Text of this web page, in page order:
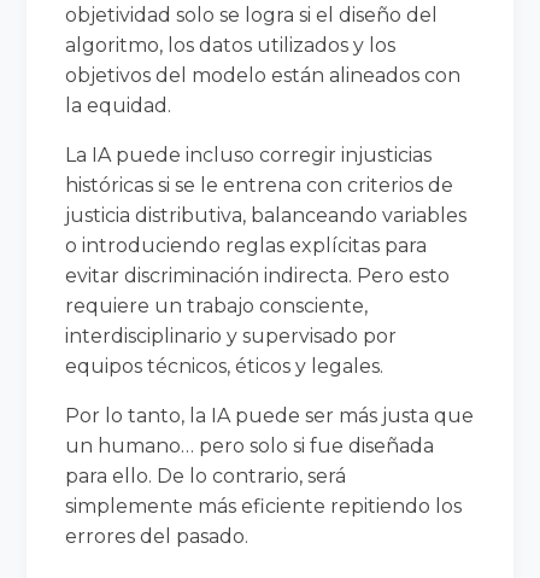
objetividad solo se logra si el diseño del
algoritmo, los datos utilizados y los
objetivos del modelo están alineados con
la equidad.
La IA puede incluso corregir injusticias
históricas si se le entrena con criterios de
justicia distributiva, balanceando variables
o introduciendo reglas explícitas para
evitar discriminación indirecta. Pero esto
requiere un trabajo consciente,
interdisciplinario y supervisado por
equipos técnicos, éticos y legales.
Por lo tanto, la IA puede ser más justa que
un humano… pero solo si fue diseñada
para ello. De lo contrario, será
simplemente más eficiente repitiendo los
errores del pasado.